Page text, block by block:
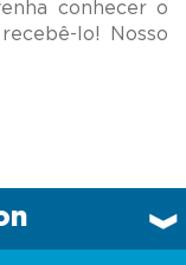
conhecer o
lo! Nosso